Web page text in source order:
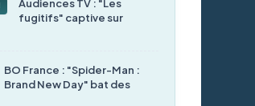
Audiences TV : "Les
fugitifs" captive sur
BO France : "Spider-Man :
Brand New Day" bat des